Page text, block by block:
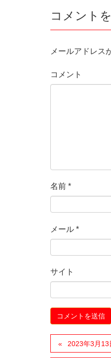
コメント
メールアドレス
コメント
名前 *
メール *
サイト
2023年3月13